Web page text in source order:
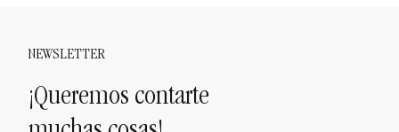
NEWSLETTER
¡Queremos contarte